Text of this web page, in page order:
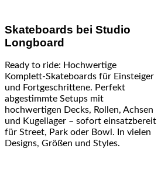
Skateboards bei Studio
Longboard
Ready to ride: Hochwertige
Komplett-Skateboards für Einsteiger
und Fortgeschrittene. Perfekt
abgestimmte Setups mit
hochwertigen Decks, Rollen, Achsen
und Kugellager – sofort einsatzbereit
für Street, Park oder Bowl. In vielen
Designs, Größen und Styles.